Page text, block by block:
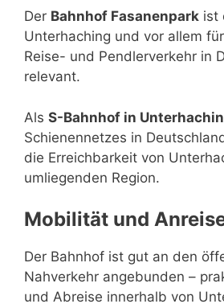
Der Bahnhof Fasanenpark ist
Unterhaching und vor allem
Reise- und Pendlerverkehr in
relevant.
Als S-Bahnhof in
Schienennetzes in
die Erreichbarkeit von
umliegenden Region.
Mobilität und
Der Bahnhof ist gut an den
Nahverkehr angebunden –
und Abreise innerhalb von